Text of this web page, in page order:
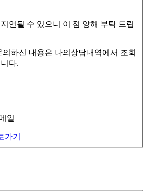
연될 수 있으니 이 점 양해 부탁 드립
의하신 내용은 나의상담내역에서 조회
다.
일
가기